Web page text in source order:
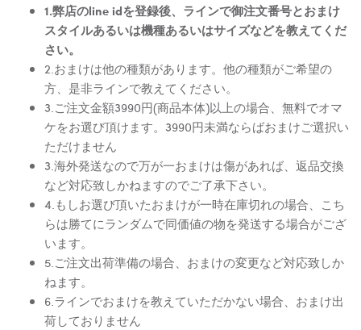
1.弊店のline idを登録後、ラインで御注文番号とおまけ
スタイルあるいは機種あるいはサイズなどを教えてくだ
さい。
2.おまけは他の種類があります。他の種類がご希望の
方、是非ラインで教えてください。
3.ご注文金額3990円(商品本体)以上の場合、無料でオマ
ケをお選び頂けます。3990円未満ならばおまけご選択い
ただけません
3.海外発送なので万が一おまけは傷があれば、返品交換
など対応致しかねますのでご了承下さい。
4.もしお選び頂いたおまけが一時在庫切れの場合、こち
らは勝てにランダムで同価値の物を発送する場合がござ
います。
5.ご注文出荷準備の場合、おまけの変更など対応致しか
ねます。
6.ラインでおまけを教えていただかない場合、おまけ出
荷しておりません